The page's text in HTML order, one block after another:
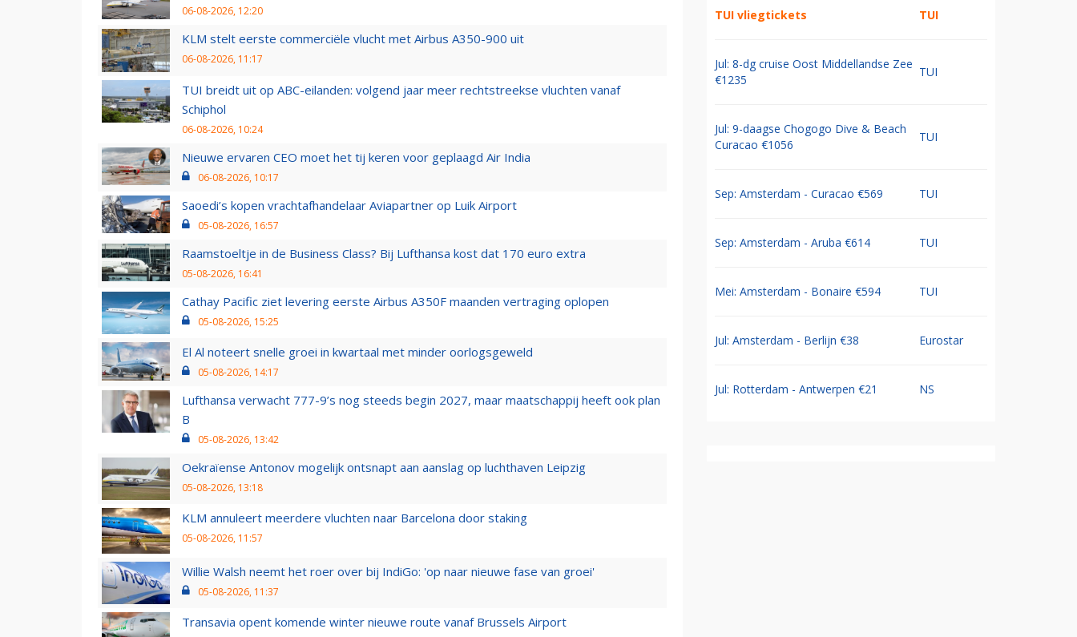
06-08-2026, 12:20
KLM stelt eerste commerciële vlucht met Airbus A350-900 uit
06-08-2026, 11:17
TUI breidt uit op ABC-eilanden: volgend jaar meer rechtstreekse vluchten vanaf
Schiphol
06-08-2026, 10:24
Nieuwe ervaren CEO moet het tij keren voor geplaagd Air India
06-08-2026, 10:17
Saoedi’s kopen vrachtafhandelaar Aviapartner op Luik Airport
05-08-2026, 16:57
Raamstoeltje in de Business Class? Bij Lufthansa kost dat 170 euro extra
05-08-2026, 16:41
Cathay Pacific ziet levering eerste Airbus A350F maanden vertraging oplopen
05-08-2026, 15:25
El Al noteert snelle groei in kwartaal met minder oorlogsgeweld
05-08-2026, 14:17
Lufthansa verwacht 777-9’s nog steeds begin 2027, maar maatschappij heeft ook plan
B
05-08-2026, 13:42
Oekraïense Antonov mogelijk ontsnapt aan aanslag op luchthaven Leipzig
05-08-2026, 13:18
KLM annuleert meerdere vluchten naar Barcelona door staking
05-08-2026, 11:57
Willie Walsh neemt het roer over bij IndiGo: 'op naar nieuwe fase van groei'
05-08-2026, 11:37
Transavia opent komende winter nieuwe route vanaf Brussels Airport
TUI vliegtickets TUI
Jul: 8-dg cruise Oost Middellandse Zee
€1235
TUI
Jul: 9-daagse Chogogo Dive & Beach
Curacao €1056
TUI
Sep: Amsterdam - Curacao €569 TUI
Sep: Amsterdam - Aruba €614 TUI
Mei: Amsterdam - Bonaire €594 TUI
Jul: Amsterdam - Berlijn €38 Eurostar
Jul: Rotterdam - Antwerpen €21 NS